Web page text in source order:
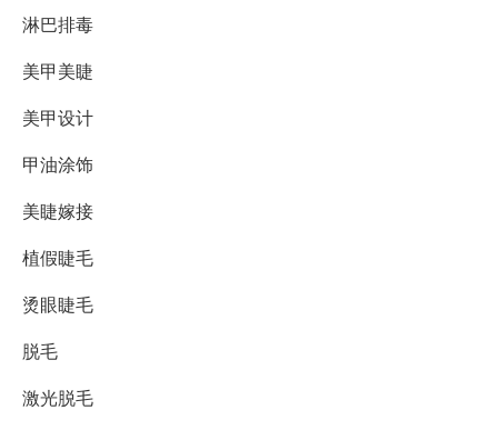
淋巴排毒
美甲美睫
美甲设计
甲油涂饰
美睫嫁接
植假睫毛
烫眼睫毛
脱毛
激光脱毛